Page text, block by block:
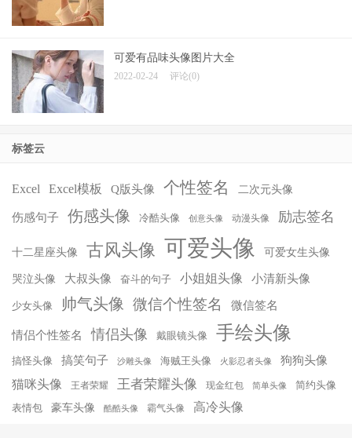
可爱有品味头像图片大全
2022-02-24 评论(0)
标签云
Excel Excel模板 Q版头像 个性签名 二次元头像
伤感句子 伤感头像 冷酷头像 创意头像 动漫头像 励志签名
十二星座头像 古风头像 可爱头像 可爱女生头像
哭泣头像 大叔头像 奋斗的句子 小姐姐头像 小清新头像
少女头像 帅气头像 微信个性签名 微信签名
情侣个性签名 情侣头像 戴眼镜头像 手绘头像
搞怪头像 搞笑句子 沙雕头像 海贼王头像 火影忍者头像 狗狗头像
猫咪头像 王者荣耀 王者荣耀头像 现金红包 简单头像 简约头像
表情包 豪车头像 酷酷头像 霸气头像 高冷头像